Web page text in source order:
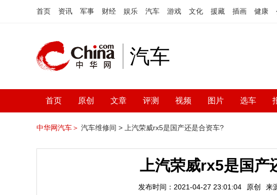
首页 资讯 军事 财经 娱乐 汽车 游戏 文化 援藏 插画 健康
汽车
首页 原创 文章 评测 视频 图片 选车
中华网汽车＞ 汽车维修间 > 上汽荣威rx5是国产还是合资车?
上汽荣威rx5是国产
发布时间：2021-04-27 23:01:04 原创 来